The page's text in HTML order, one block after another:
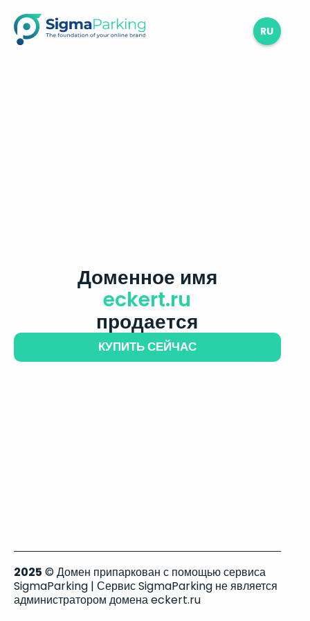
RU
Доменное имя
eckert.ru
продается
КУПИТЬ СЕЙЧАС
2025 © Домен припаркован с помощью сервиса
SigmaParking | Сервис SigmaParking не является
администратором домена eckert.ru